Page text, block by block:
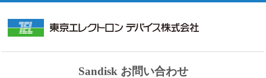
Sandisk お問い合わせ